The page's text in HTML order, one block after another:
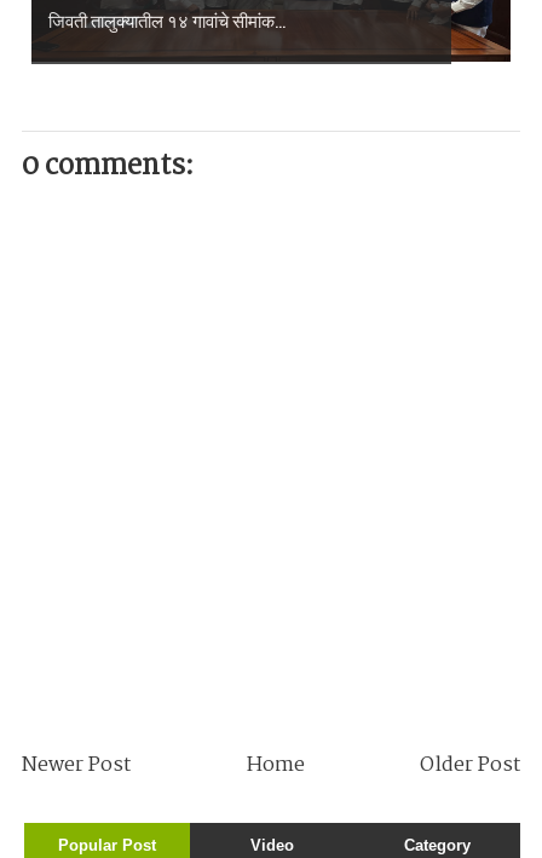
जिवती तालुक्यातील १४ गावांचे सीमांक...
0 comments:
Newer Post Older Post
Home
Popular Post Video Category